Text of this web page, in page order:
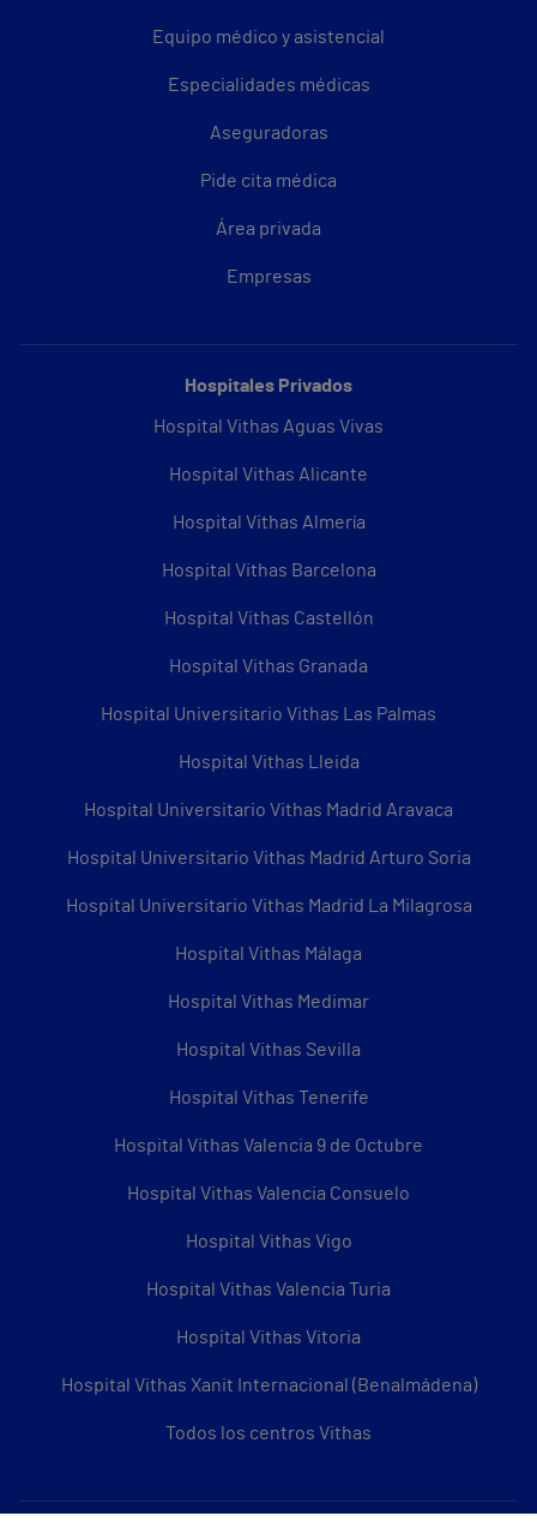
Equipo médico y asistencial
Especialidades médicas
Aseguradoras
Pide cita médica
Área privada
Empresas
Hospitales Privados
Hospital Vithas Aguas Vivas
Hospital Vithas Alicante
Hospital Vithas Almería
Hospital Vithas Barcelona
Hospital Vithas Castellón
Hospital Vithas Granada
Hospital Universitario Vithas Las Palmas
Hospital Vithas Lleida
Hospital Universitario Vithas Madrid Aravaca
Hospital Universitario Vithas Madrid Arturo Soria
Hospital Universitario Vithas Madrid La Milagrosa
Hospital Vithas Málaga
Hospital Vithas Medimar
Hospital Vithas Sevilla
Hospital Vithas Tenerife
Hospital Vithas Valencia 9 de Octubre
Hospital Vithas Valencia Consuelo
Hospital Vithas Vigo
Hospital Vithas Valencia Turia
Hospital Vithas Vitoria
Hospital Vithas Xanit Internacional (Benalmádena)
Todos los centros Vithas